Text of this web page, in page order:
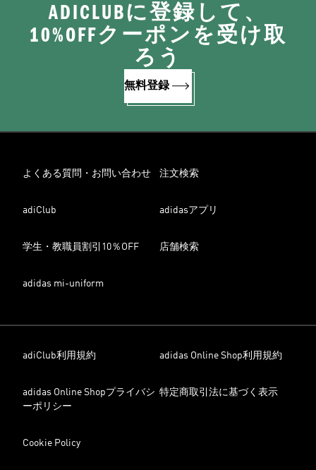
ADICLUBに登録して、
10%OFFクーポンを受け取
ろう
無料登録
よくある質問・お問い合わせ 注文検索
adiClub adidasアプリ
学生・教職員割引10％OFF 店舗検索
adidas mi-uniform
adiClub利用規約 adidas Online Shop利用規約
adidas Online Shopプライバシ
ーポリシー
特定商取引法に基づく表示
Cookie Policy